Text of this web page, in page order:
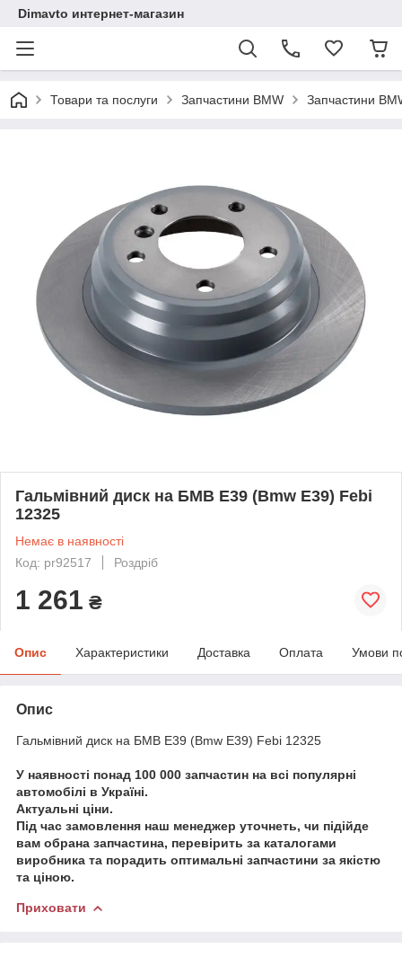
Dimavto интернет-магазин
Товари та послуги Запчастини BMW Запчастини
Гальмівний диск на БМВ Е39 (Bmw E39) Febi
12325
Немає в наявності
Код: pr92517
Роздріб
1 261 ₴
Опис Характеристики Доставка Оплата Умови
Опис
Гальмівний диск на БМВ Е39 (Bmw E39) Febi 12325
У наявності понад 100 000 запчастин на всі популярні
автомобілі в Україні.
Актуальні ціни.
Під час замовлення наш менеджер уточнеть, чи підійде
вам обрана запчастина, перевірить за каталогами
виробника та порадить оптимальні запчастини за якістю
та ціною.
Приховати